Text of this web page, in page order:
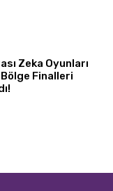
Zeka Oyunları
Finalleri